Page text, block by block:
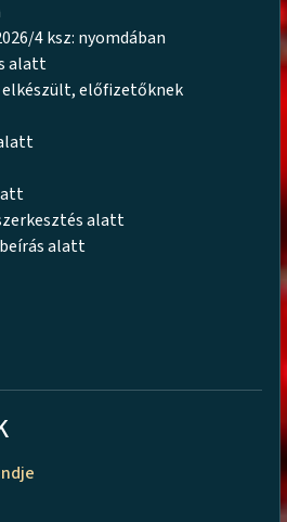
4 ksz: nyomdában
alatt
elkészült, előfizetőknek
alatt
alatt